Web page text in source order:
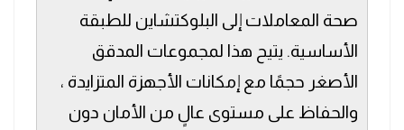
صحة المعاملات إلى البلوكتشاين للطبقة
الأساسية. يتيح هذا لمجموعات المدقق
الأصغر حجمًا مع إمكانات الأجهزة المتزايدة ،
والحفاظ على مستوى عالٍ من الأمان دون